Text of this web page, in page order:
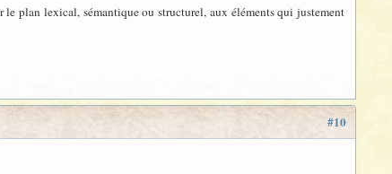
plan lexical, sémantique ou structurel, aux éléments qui justement
#10